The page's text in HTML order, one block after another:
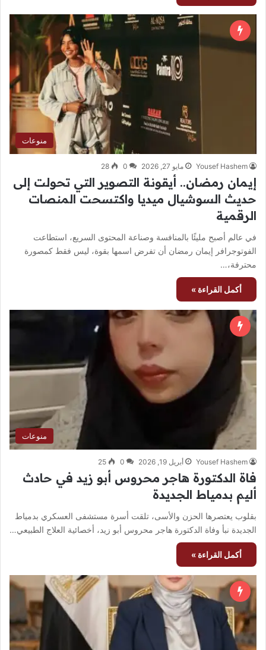
منوعات
Yousef Hashem مايو 27, 2026 0
28
إيمان رمضان.. أيقونة التصوير التي تحولت إلى
حديث السوشيال ميديا واكتسحت المنصات
الرقمية
في عالم أصبح مليئًا بالمنافسة وصناعة المحتوى السريع، استطاعت
الفوتوجرافر إيمان رمضان أن تفرض اسمها بقوة، ليس فقط كمصورة
محترفة،…
أكمل القراءة »
منوعات
Yousef Hashem أبريل 19, 2026 0
25
فاة الدكتورة هاجر محروس أبو زيد في حادث
أليم بدمياط الجديدة
بقلوب يعتصرها الحزن والأسى، تلقت أسرة مستشفى العسكري بدمياط
الجديدة نبأ وفاة الدكتورة هاجر محروس أبو زيد، أخصائية العلاج الطبيعي…
أكمل القراءة »